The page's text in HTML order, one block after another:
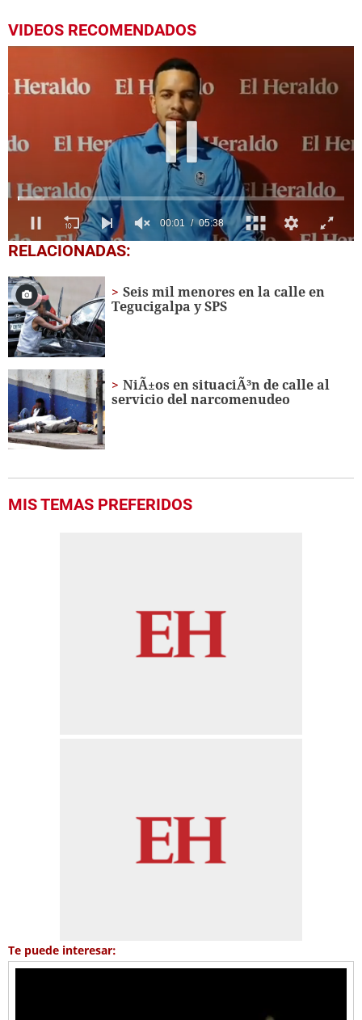
VIDEOS RECOMENDADOS
0
seconds
5
minutes,
38
seconds
RELACIONADAS:
Seis mil menores en la calle en
Tegucigalpa y SPS
NiÃ±os en situaciÃ³n de calle al
servicio del narcomenudeo
MIS TEMAS PREFERIDOS
Te puede interesar: